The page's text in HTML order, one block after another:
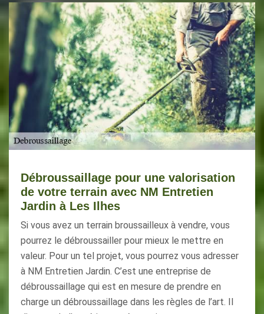
Débroussaillage pour une valorisation
de votre terrain avec NM Entretien
Jardin à Les Ilhes
Si vous avez un terrain broussailleux à vendre, vous
pourrez le débroussailler pour mieux le mettre en
valeur. Pour un tel projet, vous pourrez vous adresser
à NM Entretien Jardin. C’est une entreprise de
débroussaillage qui est en mesure de prendre en
charge un débroussaillage dans les règles de l’art. Il